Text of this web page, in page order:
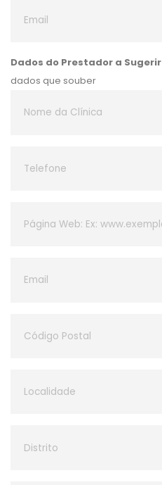
Dados do Prestador a Sugerir
dados que souber